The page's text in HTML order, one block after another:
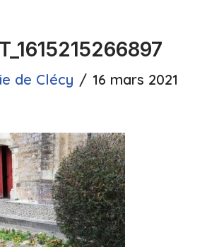
de Clécy 16 mars 2021